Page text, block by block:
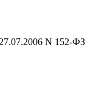
N 152-ФЗ